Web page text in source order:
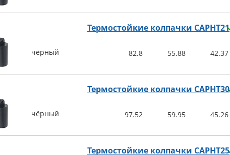
Термостойкие колпачки CAPHT21
чёрный 82.8 55.88 42.37
Термостойкие колпачки CAPHT30
чёрный 97.52 59.95 45.26
Термостойкие колпачки CAPHT25